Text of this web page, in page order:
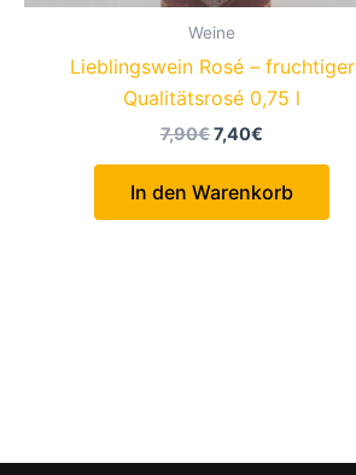
Weine
Lieblingswein Rosé – fruchtiger
Qualitätsrosé 0,75 l
7,90€Ursprünglicher
7,90€
7,40€
7,40€.
In den Warenkorb